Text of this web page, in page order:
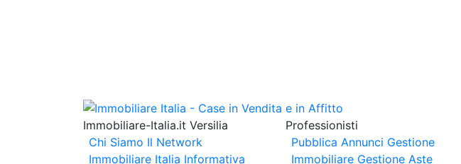
Immobiliare-Italia.it Versilia
Chi Siamo Il Network
Immobiliare Italia Informativa
Professionisti
Pubblica Annunci Gestione
Immobiliare Gestione Aste